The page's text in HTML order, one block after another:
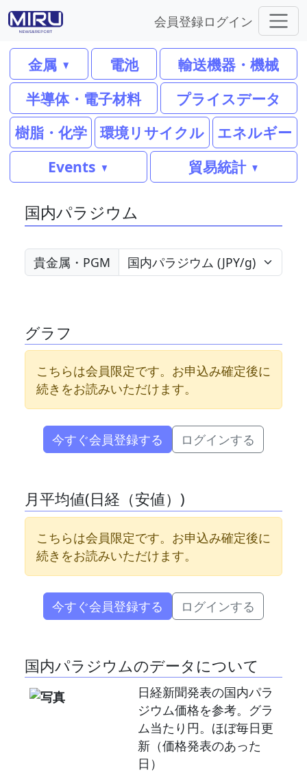
会員登録ログイン
金属 電池
輸送機器・機械
半導体・電子材料
プライスデータ
樹脂・化学
環境リサイクル
エネルギー
Events
貿易統計
国内パラジウム
貴金属・PGM
グラフ
こちらは会員限定です。お申込み確定後に
続きをお読みいただけます。
今すぐ会員登録する ログインする
月平均値(日経（安値）)
こちらは会員限定です。お申込み確定後に
続きをお読みいただけます。
今すぐ会員登録する ログインする
国内パラジウムのデータについて
日経新聞発表の国内パラ
ジウム価格を参考。グラ
ム当たり円。ほぼ毎日更
新（価格発表のあった
日）